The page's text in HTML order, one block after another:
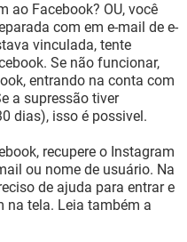
ao Facebook? OU, você
com em e-mail de e-
vinculada, tente
Se não funcionar,
entrando na conta com
a supressão tiver
dias), isso é possivel.
recupere o Instagram
ou nome de usuário. Na
de ajuda para entrar e
na tela. Leia também a